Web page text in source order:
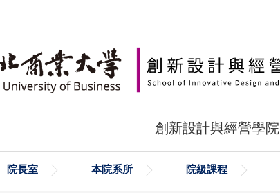
創新設計與經營學院
院長室 本院系所 院級課程